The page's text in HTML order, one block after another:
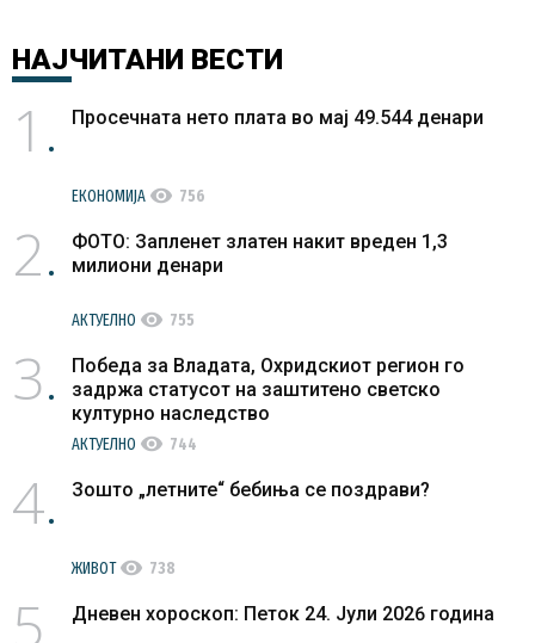
НАЈЧИТАНИ ВЕСТИ
1 Просечната нето плата во мај 49.544 денари
ЕКОНОМИЈА visibility 756
2
ФОТО: Запленет златен накит вреден 1,3
милиони денари
АКТУЕЛНО visibility 755
3
Победа за Владата, Охридскиот регион го
задржа статусот на заштитено светско
културно наследство
АКТУЕЛНО visibility 744
4 Зошто „летните“ бебиња се поздрави?
ЖИВОТvisibility 738
5 Дневен хороскоп: Петок 24. Јули 2026 година